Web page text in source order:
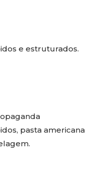
e estruturados.
pasta americana